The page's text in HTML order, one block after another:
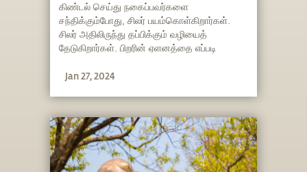
கிண்டல் செய்து நகைப்பவர்களை
சந்திக்கும்போது, சிலர் பயம்கொள்கிறார்கள்.
சிலர் அதிலிருந்து தப்பிக்கும் வழியைத்
தேடுகிறார்கள். பிறரின் ஏளனத்தை எப்படி
நினைப்பார்களோ என்ற பயத்தை எப்படிப்
Jan 27, 2024